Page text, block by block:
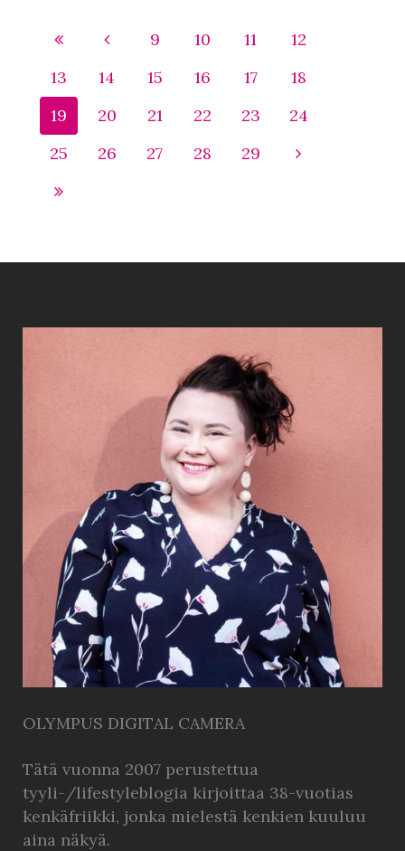
9 10 11
12
13
14 15 16 17
18
19
20 21 22 23
24
25
26 27 28 29
OLYMPUS DIGITAL CAMERA
Tätä vuonna 2007 perustettua
tyyli-/lifestyleblogia kirjoittaa 38-vuotias
kenkäfriikki, jonka mielestä kenkien kuuluu
aina näkyä.